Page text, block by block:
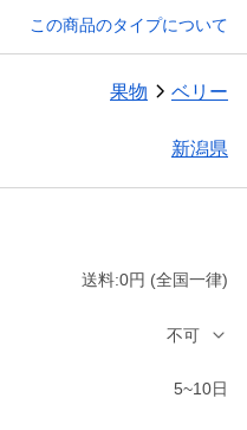
この商品のタイプについて
果物 ベリー
新潟県
送料:0円 (全国一律)
不可
5~10日